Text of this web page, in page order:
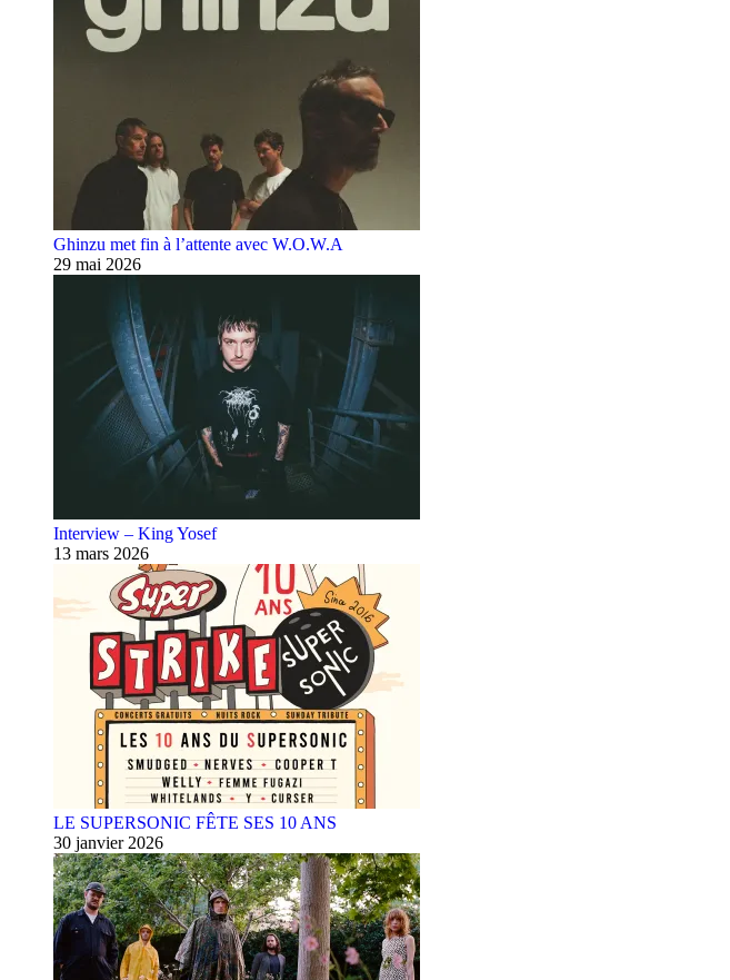
Ghinzu met fin à l’attente avec W.O.W.A
29 mai 2026
Interview – King Yosef
13 mars 2026
LE SUPERSONIC FÊTE SES 10 ANS
30 janvier 2026